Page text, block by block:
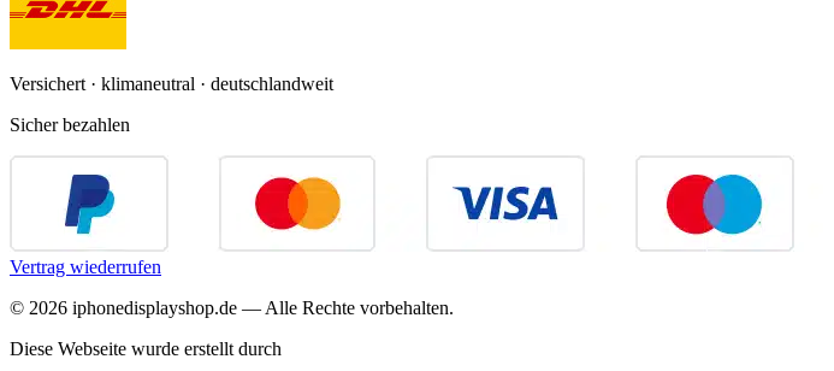
Versichert · klimaneutral · deutschlandweit
Sicher bezahlen
Vertrag wiederrufen
© 2026 iphonedisplayshop.de — Alle Rechte vorbehalten.
Diese Webseite wurde erstellt durch